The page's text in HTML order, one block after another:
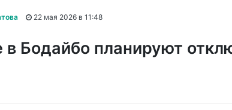
22 мая 2026 в 11:48
в Бодайбо планируют